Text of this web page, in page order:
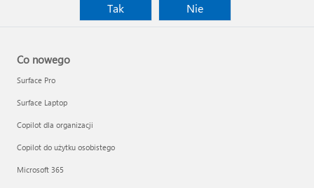
Tak
Nie
Co nowego
Surface Pro
Surface Laptop
Copilot dla organizacji
Copilot do użytku osobistego
Microsoft 365